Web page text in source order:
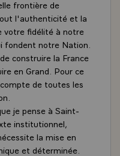
frontière de
l'authenticité et la
votre fidélité à notre
fondent notre Nation.
construire la France
en Grand. Pour ce
de toutes les
je pense à Saint-
institutionnel,
la mise en
et déterminée.